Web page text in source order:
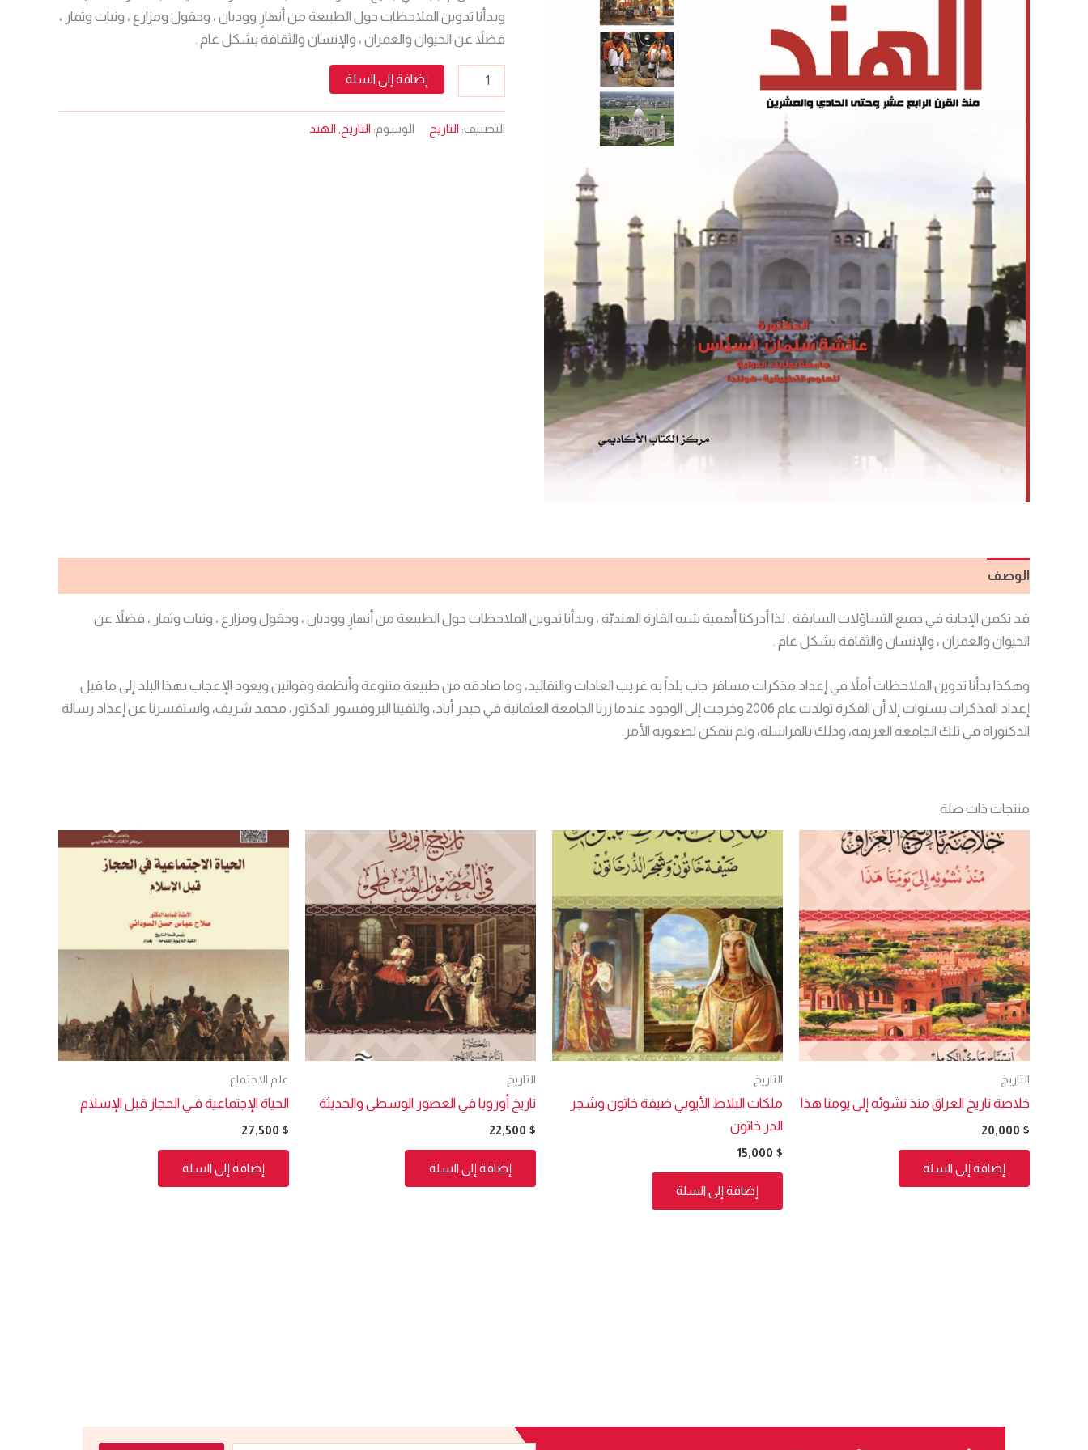
وبدأنا تدوين الملاحظات حول الطبيعة من أنهارٍ ووديان ، وحقول ومزارع ، ونبات وثمار ،
فضلاً عن الحيوان والعمران ، والإنسان والثقافة بشكل عام .
والعشرين
إضافة إلى السلة
التصنيف: التاريخ الوسوم: التاريخ الهند
الوصف
قد تكمن الإجابة في جميع التساؤلات السابقة . لذا أدركنا أهمية شبه القارة الهنديّة ، وبدأنا تدوين الملاحظات حول الطبيعة من أنهارٍ ووديان ، وحقول ومزارع ، ونبات وثمار ، فضلاً عن
الحيوان والعمران ، والإنسان والثقافة بشكل عام .
وهكذا بدأنا تدوين الملاحظات أملاً في إعداد مذكرات مسافر جاب بلداً به غريب العادات والتقاليد، وما صادفه من طبيعة متنوعة وأنظمة وقوانين ويعود الإعجاب بهذا البلد إلى ما قبل
إعداد المذكرات بسنوات إلا أن الفكرة تولدت عام 2006 وخرجت إلى الوجود عندما زرنا الجامعة العثمانية في حيدر أباد، والتقينا البروفسور الدكتور، محمد شريف، واستفسرنا عن إعداد رسالة
الدكتوراه في تلك الجامعة العريقة، وذلك بالمراسلة، ولم نتمكن لصعوبة الأمر.
منتجات ذات صلة
التاريخ
خلاصة تاريخ العراق منذ نشوئه إلى يومنا هذا
20,000 $
إضافة إلى السلة
التاريخ
ملكات البلاط الأيوبي ضيفة خاتون وشجر
الدر خاتون
15,000 $
إضافة إلى السلة
التاريخ
تاريخ أوروبا في العصور الوسطى والحديثة
22,500 $
إضافة إلى السلة
علم الاجتماع
الحياة الإجتماعية فـي الحجاز قبل الإسلام
27,500 $
إضافة إلى السلة